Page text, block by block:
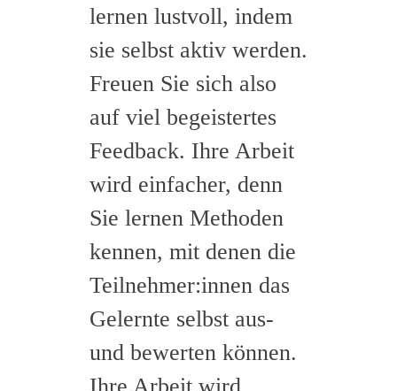
lernen lustvoll, indem
sie selbst aktiv werden.
Freuen Sie sich also
auf viel begeistertes
Feedback. Ihre Arbeit
wird einfacher, denn
Sie lernen Methoden
kennen, mit denen die
Teilnehmer:innen das
Gelernte selbst aus-
und bewerten können.